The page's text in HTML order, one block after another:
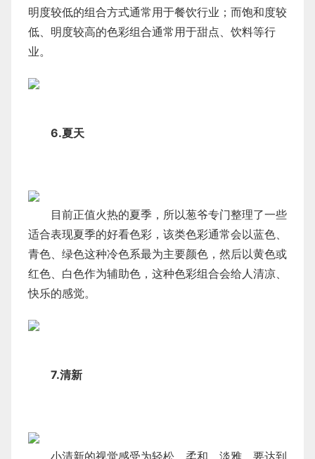
明度较低的组合方式通常用于餐饮行业；而饱和度较
低、明度较高的色彩组合通常用于甜点、饮料等行
业。
6.夏天
目前正值火热的夏季，所以葱爷专门整理了一些
适合表现夏季的好看色彩，该类色彩通常会以蓝色、
青色、绿色这种冷色系最为主要颜色，然后以黄色或
红色、白色作为辅助色，这种色彩组合会给人清凉、
快乐的感觉。
7.清新
小清新的视觉感受为轻松、柔和、淡雅，要达到